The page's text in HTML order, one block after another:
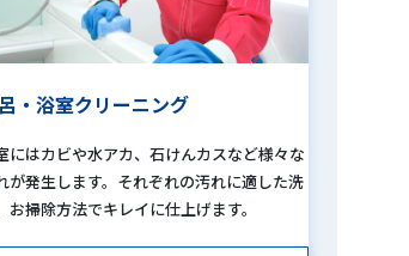
・浴室クリーニング
にはカビや水アカ、石けんカスなど様々な
が発生します。それぞれの汚れに適した洗
お掃除方法でキレイに仕上げます。